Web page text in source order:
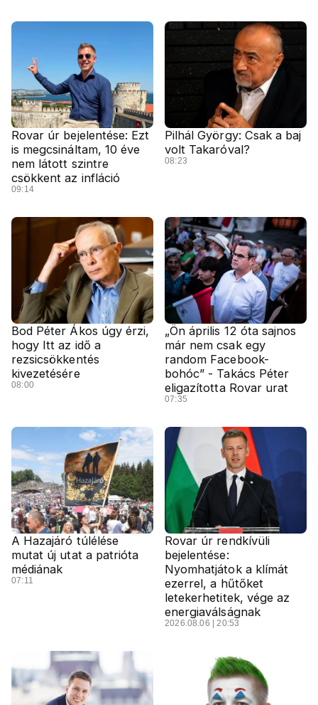
Rovar úr bejelentése: Ezt
is megcsináltam, 10 éve
nem látott szintre
csökkent az infláció
09:14
Pilhál György: Csak a baj
volt Takaróval?
08:23
Bod Péter Ákos úgy érzi,
hogy Itt az idő a
rezsicsökkentés
kivezetésére
08:00
„Ön április 12 óta sajnos
már nem csak egy
random Facebook-
bohóc” - Takács Péter
eligazította Rovar urat
07:35
A Hazajáró túlélése
mutat új utat a patrióta
médiának
07:11
Rovar úr rendkívüli
bejelentése:
Nyomhatjátok a klímát
ezerrel, a hűtőket
letekerhetitek, vége az
energiaválságnak
2026.08.06 | 20:53